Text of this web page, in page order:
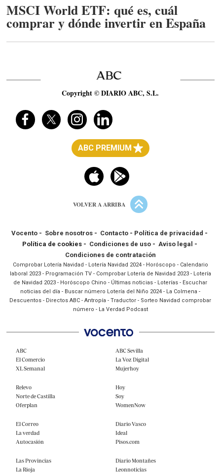
MSCI World ETF: qué es, cuál
comprar y dónde invertir en España
Copyright © DIARIO ABC, S.L.
ABC PREMIUM
VOLVER A ARRIBA
Vocento - Sobre nosotros - Contacto - Política de privacidad -
Política de cookies - Condiciones de uso- Aviso legal -
Condiciones de contratación
Comprobar Lotería Navidad - Lotería Navidad 2024- Horóscopo - Calendario
laboral 2023- Programación TV- Comprobar Lotería de Navidad 2023- Lotería
de Navidad 2023 - Horóscopo Chino - Últimas noticias - Loterías - Escuchar
noticias del día - Buscar número Lotería del Niño 2024 - La Colmena -
Descuentos - Directos ABC -Antropía -Traductor - Sorteo Navidad comprobar
número - La Verdad Podcast
ABC
El Comercio
XL Semanal
ABC Sevilla
La Voz Digital
Mujerhoy
Relevo
Norte de Castilla
Oferplan
Hoy
Soy
WomenNow
El Correo
La verdad
Autocasión
Diario Vasco
Ideal
Pisos.com
Las Provincias
La Rioja
Diario Montañes
Leonnoticias